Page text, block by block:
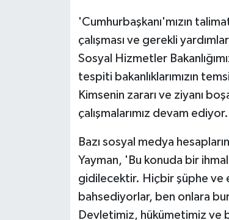
'Cumhurbaşkanı'mızın
çalışması ve gerekli
Sosyal Hizmetler
tespiti bakanlıklarımızın
Kimsenin zararı ve ziyanı
çalışmalarımız devam
Bazı sosyal medya
Yayman, 'Bu konuda bir
gidilecektir. Hiçbir şüphe ve
bahsediyorlar, ben onlara
Devletimiz, hükümetimiz ve